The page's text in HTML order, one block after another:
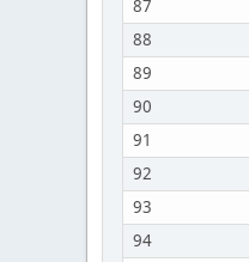
87
88
89
90
91
92
93
94